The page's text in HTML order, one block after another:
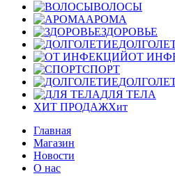
ВОЛОСЫ
АРОМА
ЗДОРОВЬЕ
ОТ
СПОРТ
ДЛЯ ТЕЛА
ХИТ ПРОДАЖХит
Главная
Магазин
Новости
О нас